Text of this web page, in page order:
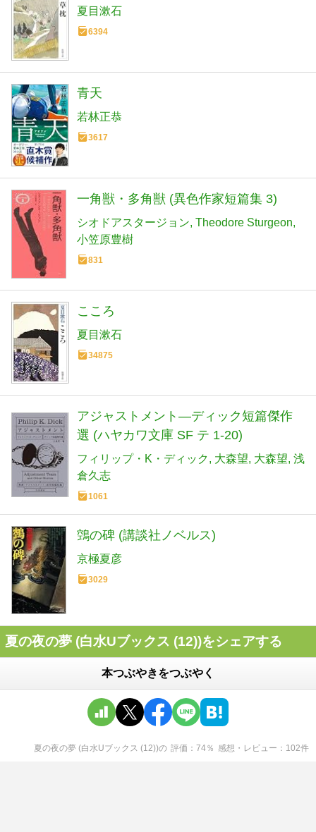
夏目漱石
6394
青天
若林正恭
3617
一角獣・多角獣 (異色作家短篇集 3)
シオドアスタージョン Theodore Sturgeon
小笠原豊樹
831
こころ
夏目漱石
34875
アジャストメント―ディック短篇傑作
選 (ハヤカワ文庫 SF テ 1-20)
フィリップ・K・ディック 大森望 大森望 浅
倉久志
1061
鵼の碑 (講談社ノベルス)
京極夏彦
3029
夏の夜の夢 (白水Uブックス (12))をシェアする
本つぶやきをつぶやく
夏の夜の夢 (白水Uブックス (12))の 評価 74％ 感想・レビュー 102件